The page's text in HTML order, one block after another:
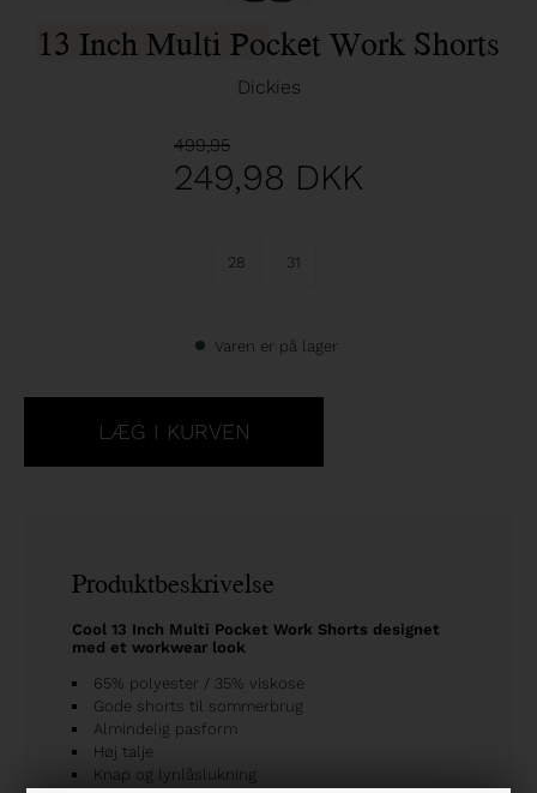
13 Inch Multi Pocket Work Shorts
Dickies
499,95
249,98 DKK
28 31
Varen er på lager
Produktbeskrivelse
Cool 13 Inch Multi Pocket Work Shorts designet
med et workwear look
65% polyester / 35% viskose
Gode shorts til sommerbrug
Almindelig pasform
Høj talje
Knap og lynlåslukning